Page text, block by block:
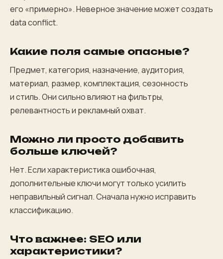
его «примерно». Неверное значение может создать
data conflict.
Какие поля самые опасные?
Предмет, категория, назначение, аудитория,
материал, размер, комплектация, сезонность
и стиль. Они сильно влияют на фильтры,
релевантность и рекламный охват.
Можно ли просто добавить
больше ключей?
Нет. Если характеристика ошибочная,
дополнительные ключи могут только усилить
неправильный сигнал. Сначала нужно исправить
классификацию.
Что важнее: SEO или
характеристики?